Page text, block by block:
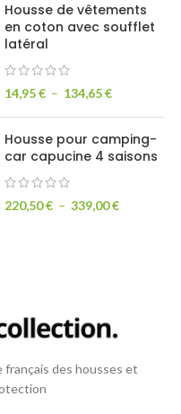
Housse de vêtements
en coton avec soufflet
latéral
14,95€ – 134,65€
Housse pour camping-
car capucine 4 saisons
220,50€ – 339,00€
français des housses et